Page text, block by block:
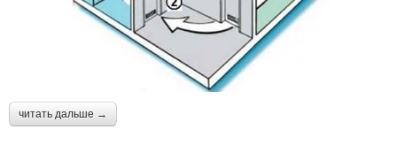
читать дальше →